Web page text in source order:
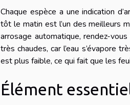
Chaque espèce a une indication
tôt le matin est l’un des meilleurs
arrosage automatique, rendez-vous
très chaudes, car l’eau s’évapore
est plus faible, ce qui fait que les
Élément